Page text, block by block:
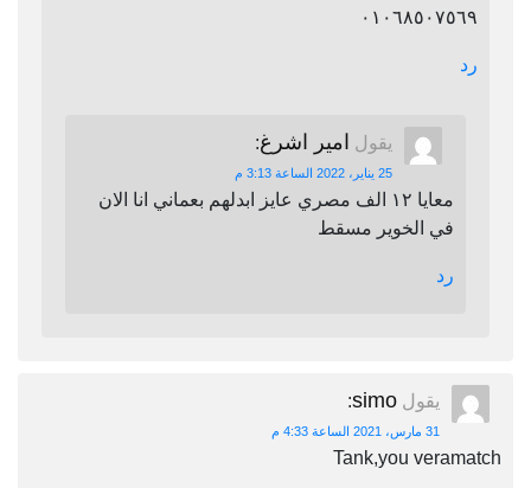
٠١٠٦٨٥٠٧٥٦٩
رد
يقول امير اشرغ:
25 يناير، 2022 الساعة 3:13 م
معايا ١٢ الف مصري عايز ابدلهم بعماني انا الان
في الخوير مسقط
رد
يقول simo
:
31 مارس، 2021 الساعة 4:33 م
Tank,you veramatch